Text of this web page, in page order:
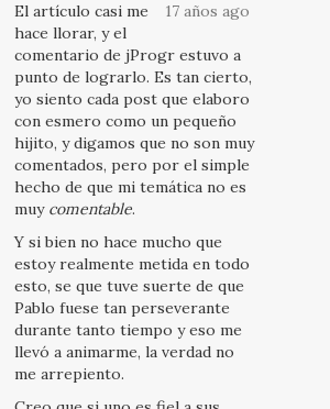
17 años ago
El artículo casi me
hace llorar, y el
comentario de jProgr estuvo a
punto de lograrlo. Es tan cierto,
yo siento cada post que elaboro
con esmero como un pequeño
hijito, y digamos que no son muy
comentados, pero por el simple
hecho de que mi temática no es
muy comentable.
Y si bien no hace mucho que
estoy realmente metida en todo
esto, se que tuve suerte de que
Pablo fuese tan perseverante
durante tanto tiempo y eso me
llevó a animarme, la verdad no
me arrepiento.